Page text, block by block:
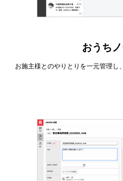
おうち
お施主様とのやりとりを一元管理し